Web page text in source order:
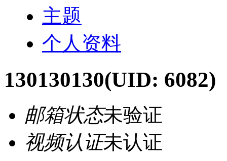
主题
个人资料
130130130(UID: 6082)
邮箱状态未验证
视频认证未认证